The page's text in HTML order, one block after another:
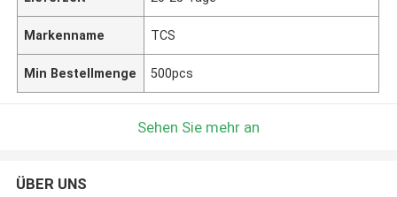
Markenname TCS
Min Bestellmenge 500pcs
Sehen Sie mehr an
ÜBER UNS